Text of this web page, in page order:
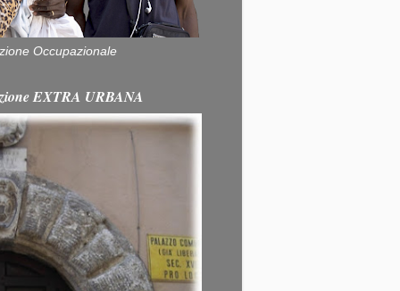
Occupazionale
EXTRA URBANA